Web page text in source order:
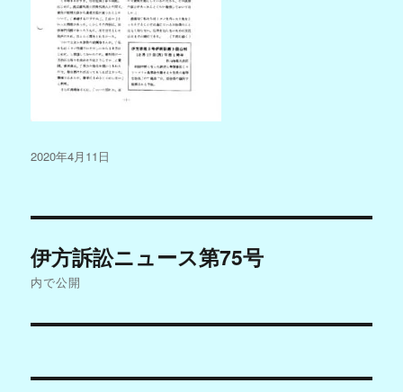
投
2020年4月11日
稿
伊方訴訟ニュース第75号
内で公開